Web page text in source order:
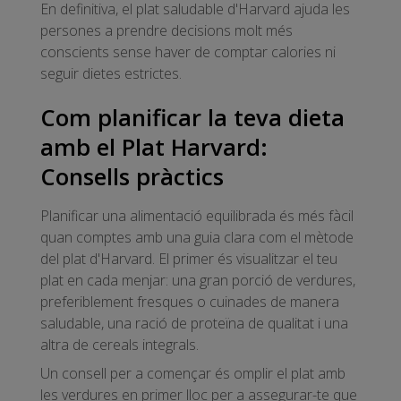
En definitiva, el plat saludable d'Harvard ajuda les
persones a prendre decisions molt més
conscients sense haver de comptar calories ni
seguir dietes estrictes.
Com planificar la teva dieta
amb el Plat Harvard:
Consells pràctics
Planificar una alimentació equilibrada és més fàcil
quan comptes amb una guia clara com el mètode
del plat d'Harvard. El primer és visualitzar el teu
plat en cada menjar: una gran porció de verdures,
preferiblement fresques o cuinades de manera
saludable, una ració de proteïna de qualitat i una
altra de cereals integrals.
Un consell per a començar és omplir el plat amb
les verdures en primer lloc per a assegurar-te que